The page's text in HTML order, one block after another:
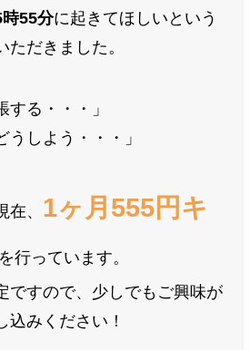
時55分に起きてほしいという
だきました。
する・・・」
うしよう・・・」
、 1ヶ月555円キ
を行っています。
ですので、少しでもご興味が
込みください！